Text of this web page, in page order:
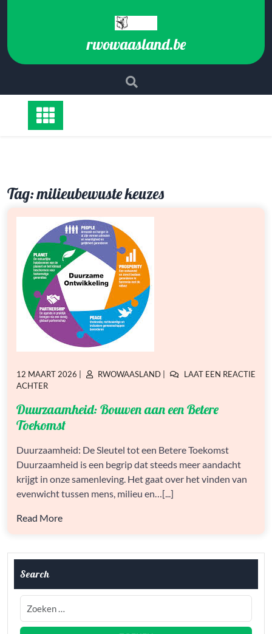
inhoud
rwowaasland.be
Tag:milieubewuste keuzes
GEPLAATST
OP
12 MAART 2026
GEPLAATST
RWOWAASLAND
LAAT EEN REACTIE
ACHTEROP
BOUWEN
AAN
EEN
TOEKOMST
Duurzaamheid: Bouwen aan een Betere
Toekomst
Duurzaamheid: De Sleutel tot een Betere Toekomst
Duurzaamheid is een begrip dat steeds meer aandacht
krijgt in onze samenleving. Het gaat over het vinden van
evenwicht tussen mens, milieu en…[...]
Read More
Search